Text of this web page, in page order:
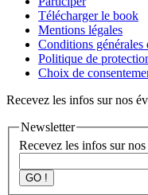
Télécharger le book
Mentions légales
Conditions générales
Politique de
Choix de
Recevez les infos sur nos
Newsletter
Recevez les infos sur
GO !